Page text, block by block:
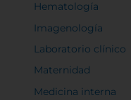
Hematología
Imagenología
Laboratorio clínico
Maternidad
Medicina interna